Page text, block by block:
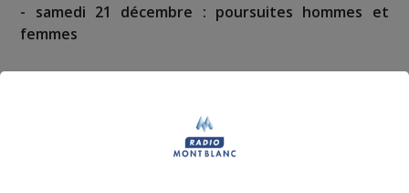
- samedi 21 décembre : poursuites hommes et
femmes
- dimanche 22 décembre : mass start hommes et